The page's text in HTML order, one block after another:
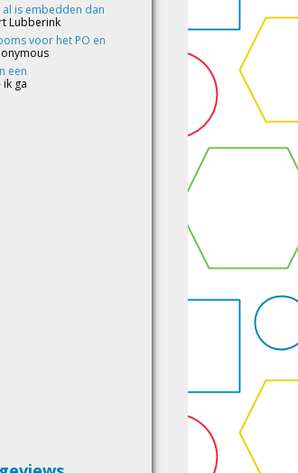
al is embedden dan
Lubberink
voor het PO en
een
ik ga